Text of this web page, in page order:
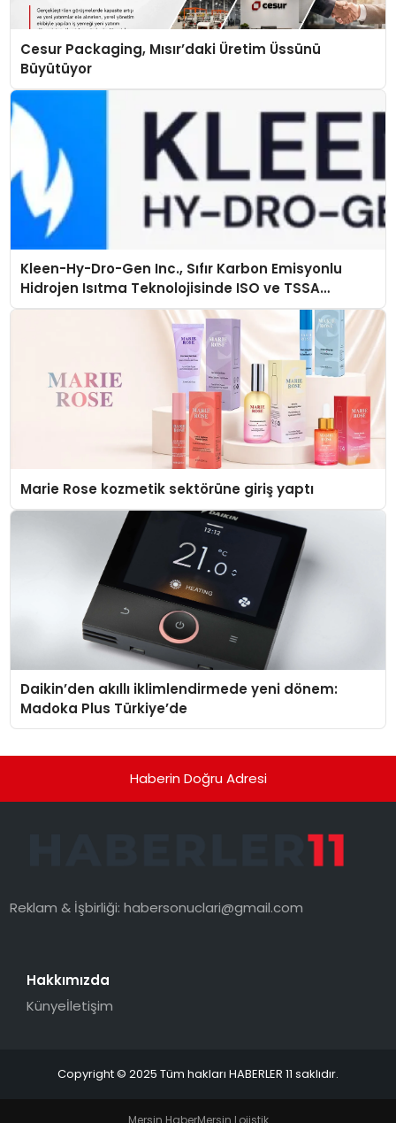
Cesur Packaging, Mısır’daki Üretim Üssünü
Büyütüyor
Kleen-Hy-Dro-Gen Inc., Sıfır Karbon Emisyonlu
Hidrojen Isıtma Teknolojisinde ISO ve TSSA
Düzenleyici Onaylarını Aldı
Marie Rose kozmetik sektörüne giriş yaptı
Daikin’den akıllı iklimlendirmede yeni dönem:
Madoka Plus Türkiye’de
Haberin Doğru Adresi
Reklam & İşbirliği:habersonuclari@gmail.com
Hakkımızda
Künyeİletişim
Copyright © 2025 Tüm hakları HABERLER 11 saklıdır.